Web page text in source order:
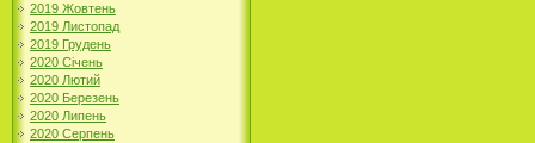
2019 Жовтень
2019 Листопад
2019 Грудень
2020 Січень
2020 Лютий
2020 Березень
2020 Липень
2020 Серпень